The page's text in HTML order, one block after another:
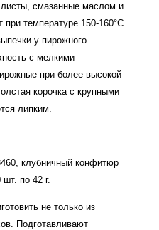
смазанные маслом и
при температуре 150-160°С
у пирожного
с мелкими
при более высокой
корочка с крупными
липким.
клубничный конфитюр
по 42 г.
не только из
Подготавливают